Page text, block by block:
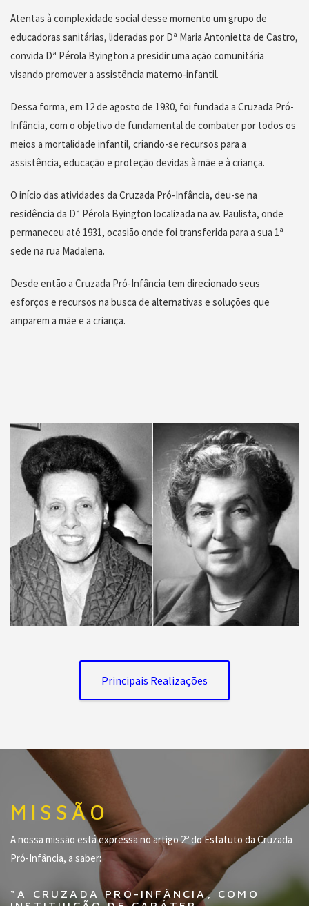
Atentas à complexidade social desse momento um grupo de
educadoras sanitárias, lideradas por Dª Maria Antonietta de Castro,
convida Dª Pérola Byington a presidir uma ação comunitária
visando promover a assistência materno-infantil.
Dessa forma, em 12 de agosto de 1930, foi fundada a Cruzada Pró-
Infância, com o objetivo de fundamental de combater por todos os
meios a mortalidade infantil, criando-se recursos para a
assistência, educação e proteção devidas à mãe e à criança.
O início das atividades da Cruzada Pró-Infância, deu-se na
residência da Dª Pérola Byington localizada na av. Paulista, onde
permaneceu até 1931, ocasião onde foi transferida para a sua 1ª
sede na rua Madalena.
Desde então a Cruzada Pró-Infância tem direcionado seus
esforços e recursos na busca de alternativas e soluções que
amparem a mãe e a criança.
Principais Realizações
MISSÃO
A nossa missão está expressa no artigo 2º do Estatuto da Cruzada
Pró-Infância, a saber:
“A CRUZADA PRÓ-INFÂNCIA, COMO